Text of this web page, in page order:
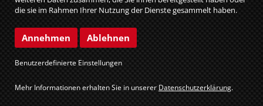
© MCA GmbH 2026|web relaunch by attentio
Impressum
Datenschutz
Cookie Einstellungen
die sie im Rahmen Ihrer Nutzung der Dienste gesammelt haben.
Website weiterhin nutzen.
Annehmen Ablehnen
Benutzerdefinierte Einstellungen
Mehr Informationen erhalten Sie in unsererDatenschutzerklärung.